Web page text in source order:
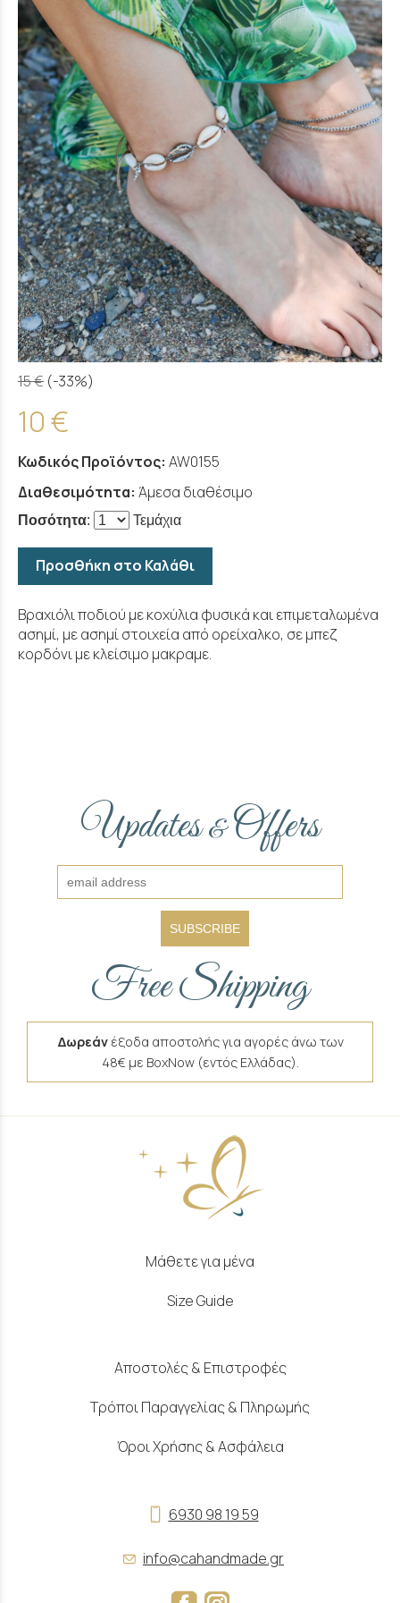
15 € (-33%)
10 €
Κωδικός Προϊόντος: AW0155
Διαθεσιμότητα: Άμεσα διαθέσιμο
Ποσότητα: Τεμάχια
Προσθήκη στο Καλάθι
Βραχιόλι ποδιού με κοχύλια φυσικά και επιμεταλωμένα
ασημί, με ασημί στοιχεία από ορείχαλκο, σε μπεζ
κορδόνι με κλείσιμο μακραμε.
Updates&Offers
SUBSCRIBE
Free Shipping
Δωρεάν έξοδα αποστολής για αγορές άνω των
48€ με BoxNow (εντός Ελλάδας).
Μάθετε για μένα
Size Guide
Αποστολές & Επιστροφές
Τρόποι Παραγγελίας & Πληρωμής
Όροι Χρήσης & Ασφάλεια
6930 98 19 59
info@cahandmade.gr